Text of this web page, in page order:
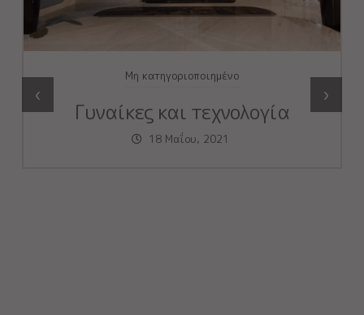
Μη κατηγοριοποιημένο
Γυναίκες και τεχνολογία
18 Μαΐου, 2021
‹ ›